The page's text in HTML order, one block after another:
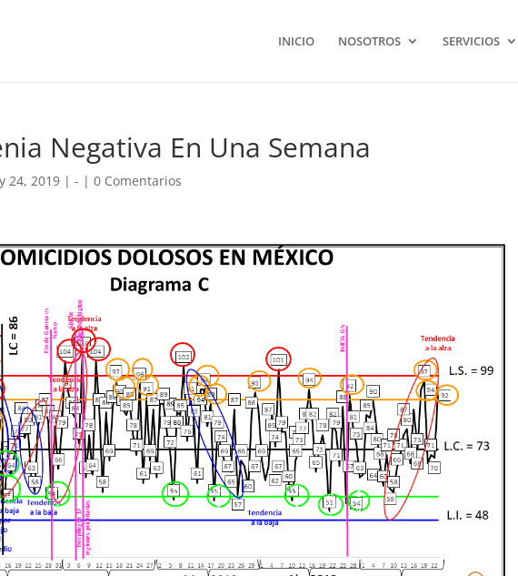
INICIO NOSOTROS SERVICIOS
Negativa En Una Semana
24, 2019 |- |0 Comentarios